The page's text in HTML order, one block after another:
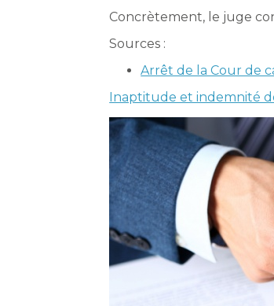
Concrètement, le juge
Sources :
Arrêt de la Cour de
Inaptitude et indemnité